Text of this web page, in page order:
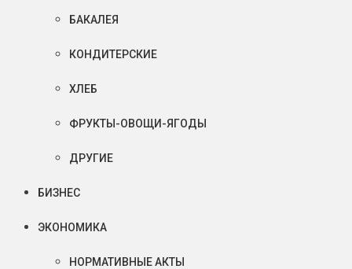
БАКАЛЕЯ
КОНДИТЕРСКИЕ
ХЛЕБ
ФРУКТЫ-ОВОЩИ-ЯГОДЫ
ДРУГИЕ
БИЗНЕС
ЭКОНОМИКА
НОРМАТИВНЫЕ АКТЫ